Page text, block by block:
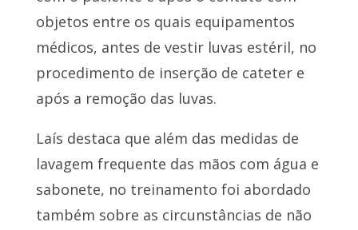
objetos entre os quais equipamentos
médicos, antes de vestir luvas estéril, no
procedimento de inserção de cateter e
após a remoção das luvas.
Laís destaca que além das medidas de
lavagem frequente das mãos com água e
sabonete, no treinamento foi abordado
também sobre as circunstâncias de não